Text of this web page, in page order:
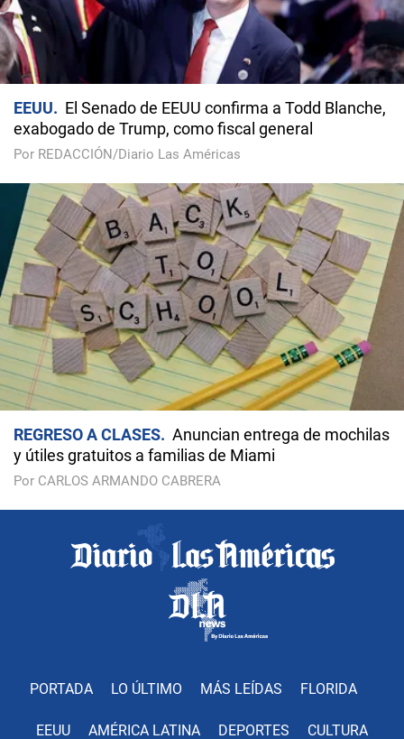
EEUU
El Senado de EEUU confirma a Todd Blanche,
exabogado de Trump, como fiscal general
Por REDACCIÓN/Diario Las Américas
REGRESO A CLASES
Anuncian entrega de mochilas
y útiles gratuitos a familias de Miami
Por CARLOS ARMANDO CABRERA
PORTADA LO ÚLTIMO MÁS LEÍDAS FLORIDA
EEUU AMÉRICA LATINA DEPORTES CULTURA